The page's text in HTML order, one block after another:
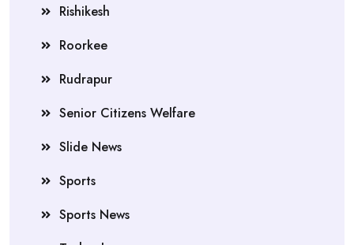
Rishikesh
Roorkee
Rudrapur
Senior Citizens Welfare
Slide News
Sports
Sports News